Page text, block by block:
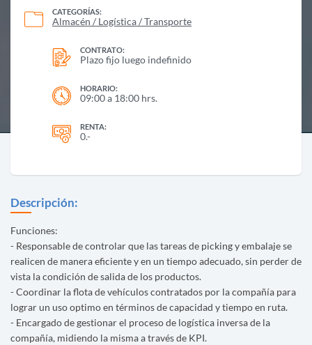
CATEGORÍAS:
Almacén / Logística / Transporte
CONTRATO:
Plazo fijo luego indefinido
HORARIO:
09:00 a 18:00 hrs.
RENTA:
0.-
Descripción:
Funciones:
- Responsable de controlar que las tareas de picking y embalaje se
realicen de manera eficiente y en un tiempo adecuado, sin perder de
vista la condición de salida de los productos.
- Coordinar la flota de vehículos contratados por la compañía para
lograr un uso optimo en términos de capacidad y tiempo en ruta.
- Encargado de gestionar el proceso de logística inversa de la
compañía, midiendo la misma a través de KPI.